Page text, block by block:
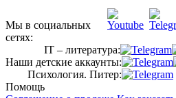
Мы в социальных
сетях:
IT – литература:
Наши детские аккаунты:
Психология. Питер:
Помощь